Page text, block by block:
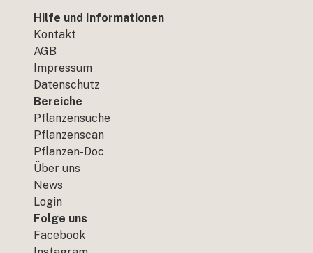
Hilfe und Informationen
Kontakt
AGB
Impressum
Datenschutz
Bereiche
Pflanzensuche
Pflanzenscan
Pflanzen-Doc
Über uns
News
Login
Folge uns
Facebook